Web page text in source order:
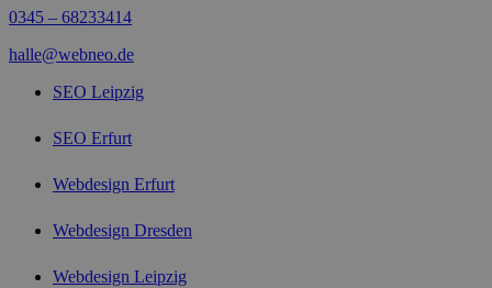
0345 – 68233414
halle@webneo.de
SEO Leipzig
SEO Erfurt
Webdesign Erfurt
Webdesign Dresden
Webdesign Leipzig